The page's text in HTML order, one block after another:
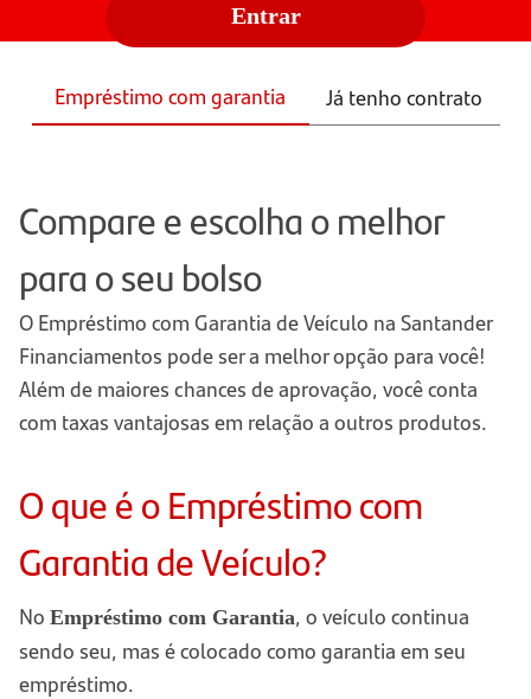
Entrar
Empréstimo com garantia Já tenho contrato
Compare e escolha o melhor
para o seu bolso
O Empréstimo com Garantia de Veículo na Santander
Financiamentos pode ser a melhor opção para você!
Além de maiores chances de aprovação, você conta
com taxas vantajosas em relação a outros produtos.
O que é o Empréstimo com
Garantia de Veículo?
No Empréstimo com Garantia, o veículo continua
sendo seu, mas é colocado como garantia em seu
empréstimo.